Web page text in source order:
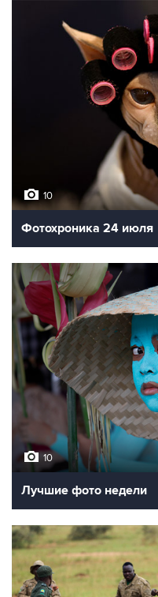
10
Фотохроника 24 июля
10
Лучшие фото недели